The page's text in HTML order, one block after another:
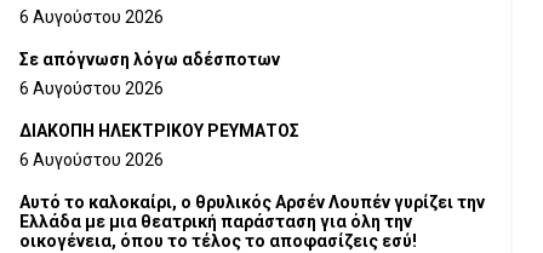
6 Αυγούστου 2026
Σε απόγνωση λόγω αδέσποτων
6 Αυγούστου 2026
ΔΙΑΚΟΠΗ ΗΛΕΚΤΡΙΚΟΥ ΡΕΥΜΑΤΟΣ
6 Αυγούστου 2026
Αυτό το καλοκαίρι, ο θρυλικός Αρσέν Λουπέν γυρίζει την
Ελλάδα με μια θεατρική παράσταση για όλη την
οικογένεια, όπου το τέλος το αποφασίζεις εσύ!